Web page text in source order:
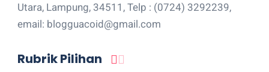
Utara, Lampung, 34511, Telp : (0724) 3292239,
email: blogguacoid@gmail.com
Rubrik Pilihan